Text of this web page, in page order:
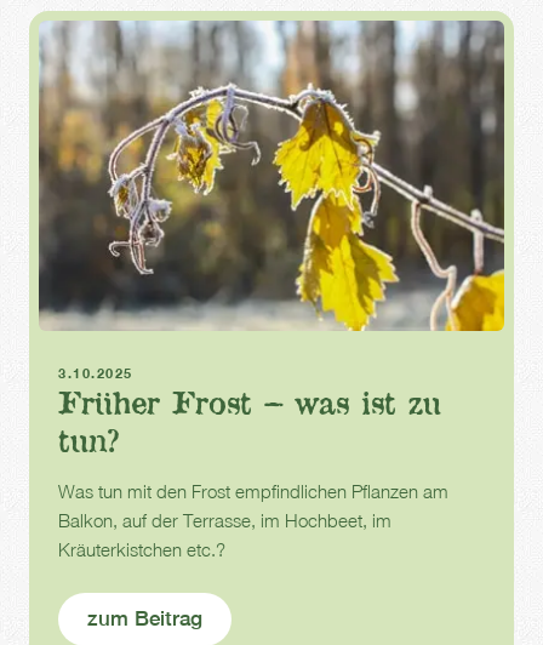
3.10.2025
Früher Frost – was ist zu
tun?
Was tun mit den Frost empfindlichen Pflanzen am
Balkon, auf der Terrasse, im Hochbeet, im
Kräuterkistchen etc.?
zum Beitrag